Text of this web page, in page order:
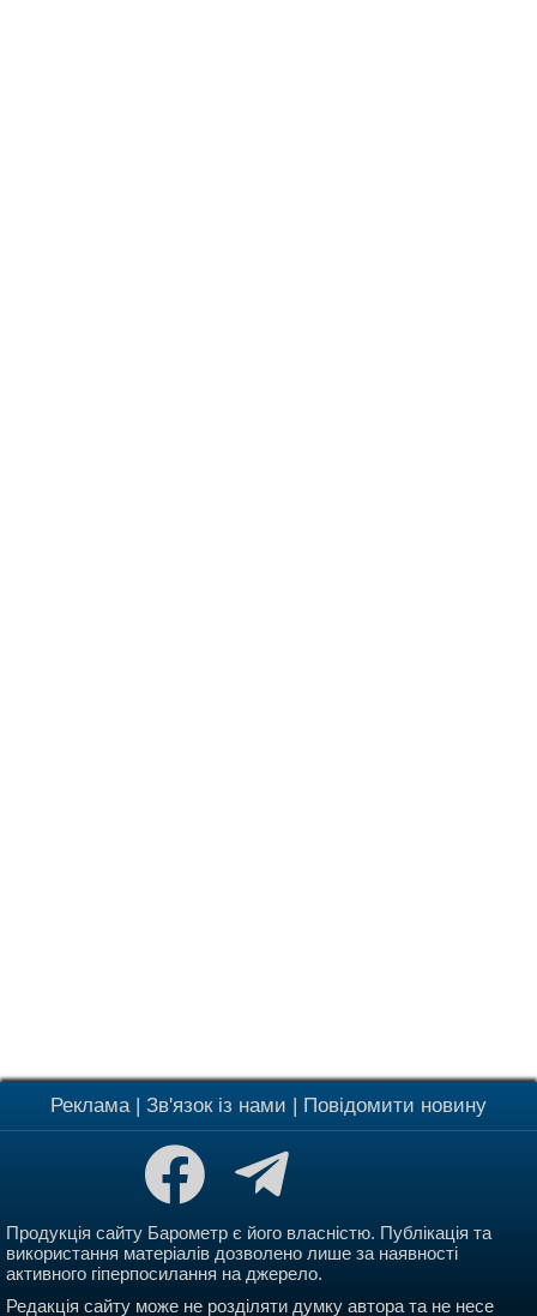
Реклама| Зв'язок із нами | Повідомити новину
Продукція сайту Барометр є його власністю. Публікація та
використання матеріалів дозволено лише за наявності
активного гіперпосилання на джерело.
Редакція сайту може не розділяти думку автора та не несе